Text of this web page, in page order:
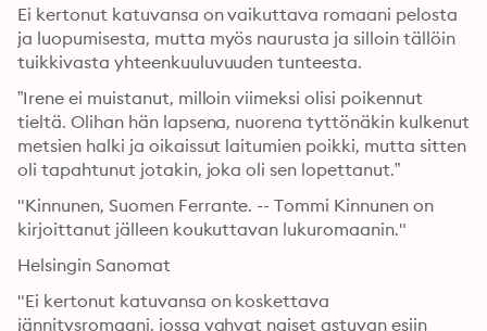
Ei kertonut katuvansa on vaikuttava romaani pelosta
ja luopumisesta, mutta myös naurusta ja silloin tällöin
tuikkivasta yhteenkuuluvuuden tunteesta.
”Irene ei muistanut, milloin viimeksi olisi poikennut
tieltä. Olihan hän lapsena, nuorena tyttönäkin kulkenut
metsien halki ja oikaissut laitumien poikki, mutta sitten
oli tapahtunut jotakin, joka oli sen lopettanut.”
"Kinnunen, Suomen Ferrante. -- Tommi Kinnunen on
kirjoittanut jälleen koukuttavan lukuromaanin."
Helsingin Sanomat
"Ei kertonut katuvansa on koskettava
jännitysromaani, jossa vahvat naiset astuvan esiin